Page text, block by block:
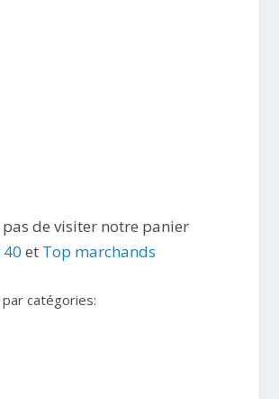
pas de visiter notre panier
40 et Top marchands
catégories: